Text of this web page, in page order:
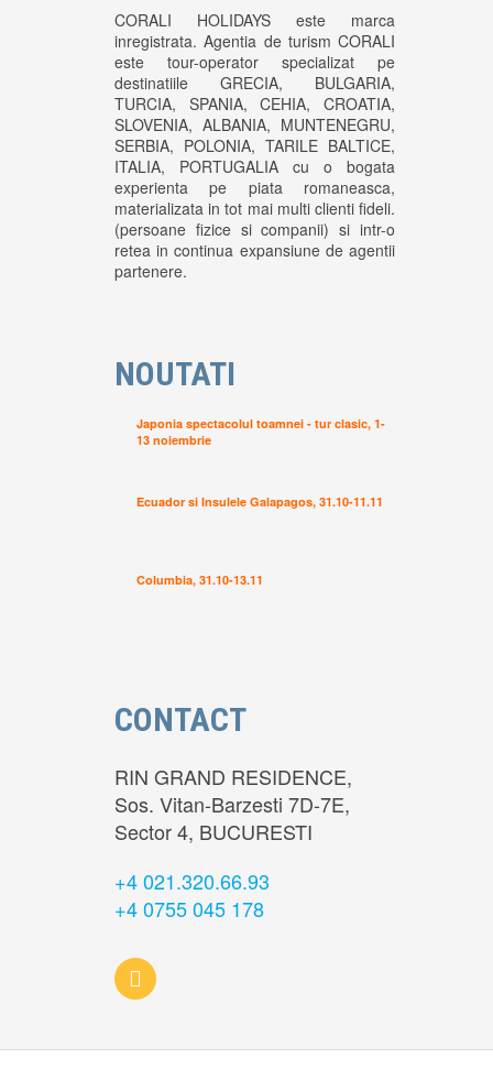
CORALI HOLIDAYS este marca
inregistrata. Agentia de turism CORALI
este tour-operator specializat pe
destinatiile GRECIA, BULGARIA,
TURCIA, SPANIA, CEHIA, CROATIA,
SLOVENIA, ALBANIA, MUNTENEGRU,
SERBIA, POLONIA, TARILE BALTICE,
ITALIA, PORTUGALIA cu o bogata
experienta pe piata romaneasca,
materializata in tot mai multi clienti fideli.
(persoane fizice si companii) si intr-o
retea in continua expansiune de agentii
partenere.
NOUTATI
Japonia spectacolul toamnei - tur clasic, 1-
13 noiembrie
Ecuador si Insulele Galapagos, 31.10-11.11
Columbia, 31.10-13.11
CONTACT
RIN GRAND RESIDENCE,
Sos. Vitan-Barzesti 7D-7E,
Sector 4, BUCURESTI
+4 021.320.66.93
+4 0755 045 178